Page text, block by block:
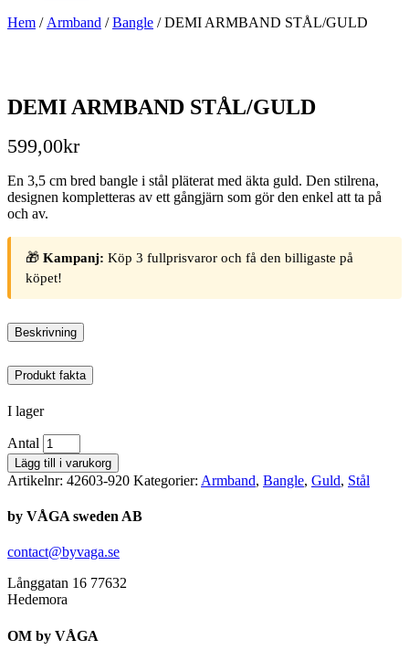
Hem / Armband /Bangle / DEMI ARMBAND STÅL/GULD
DEMI ARMBAND STÅL/GULD
599,00kr
En 3,5 cm bred bangle i stål pläterat med äkta guld. Den stilrena,
designen kompletteras av ett gångjärn som gör den enkel att ta på
och av.
🎁 Kampanj: Köp 3 fullprisvaror och få den billigaste på
köpet!
Beskrivning
Produkt fakta
I lager
Antal
Lägg till i varukorg
Artikelnr: 42603-920 Kategorier: Armband, Bangle, Guld, Stål
by VÅGA sweden AB
contact@byvaga.se
Långgatan 16 77632
Hedemora
OM by VÅGA